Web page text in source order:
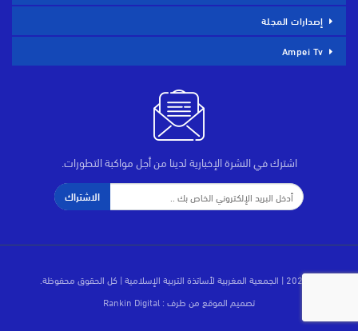
إصدارات المجلة
Ampei Tv
اشترك في النشرة الإخبارية لدينا من أجل مواكبة التطورات.
الاشتراك
© 2026 | الجمعية المغربية لأساتذة التربية الإسلامية | كل الحقوق محفوظة.
تصميم الموقع من طرف :Rankin Digital